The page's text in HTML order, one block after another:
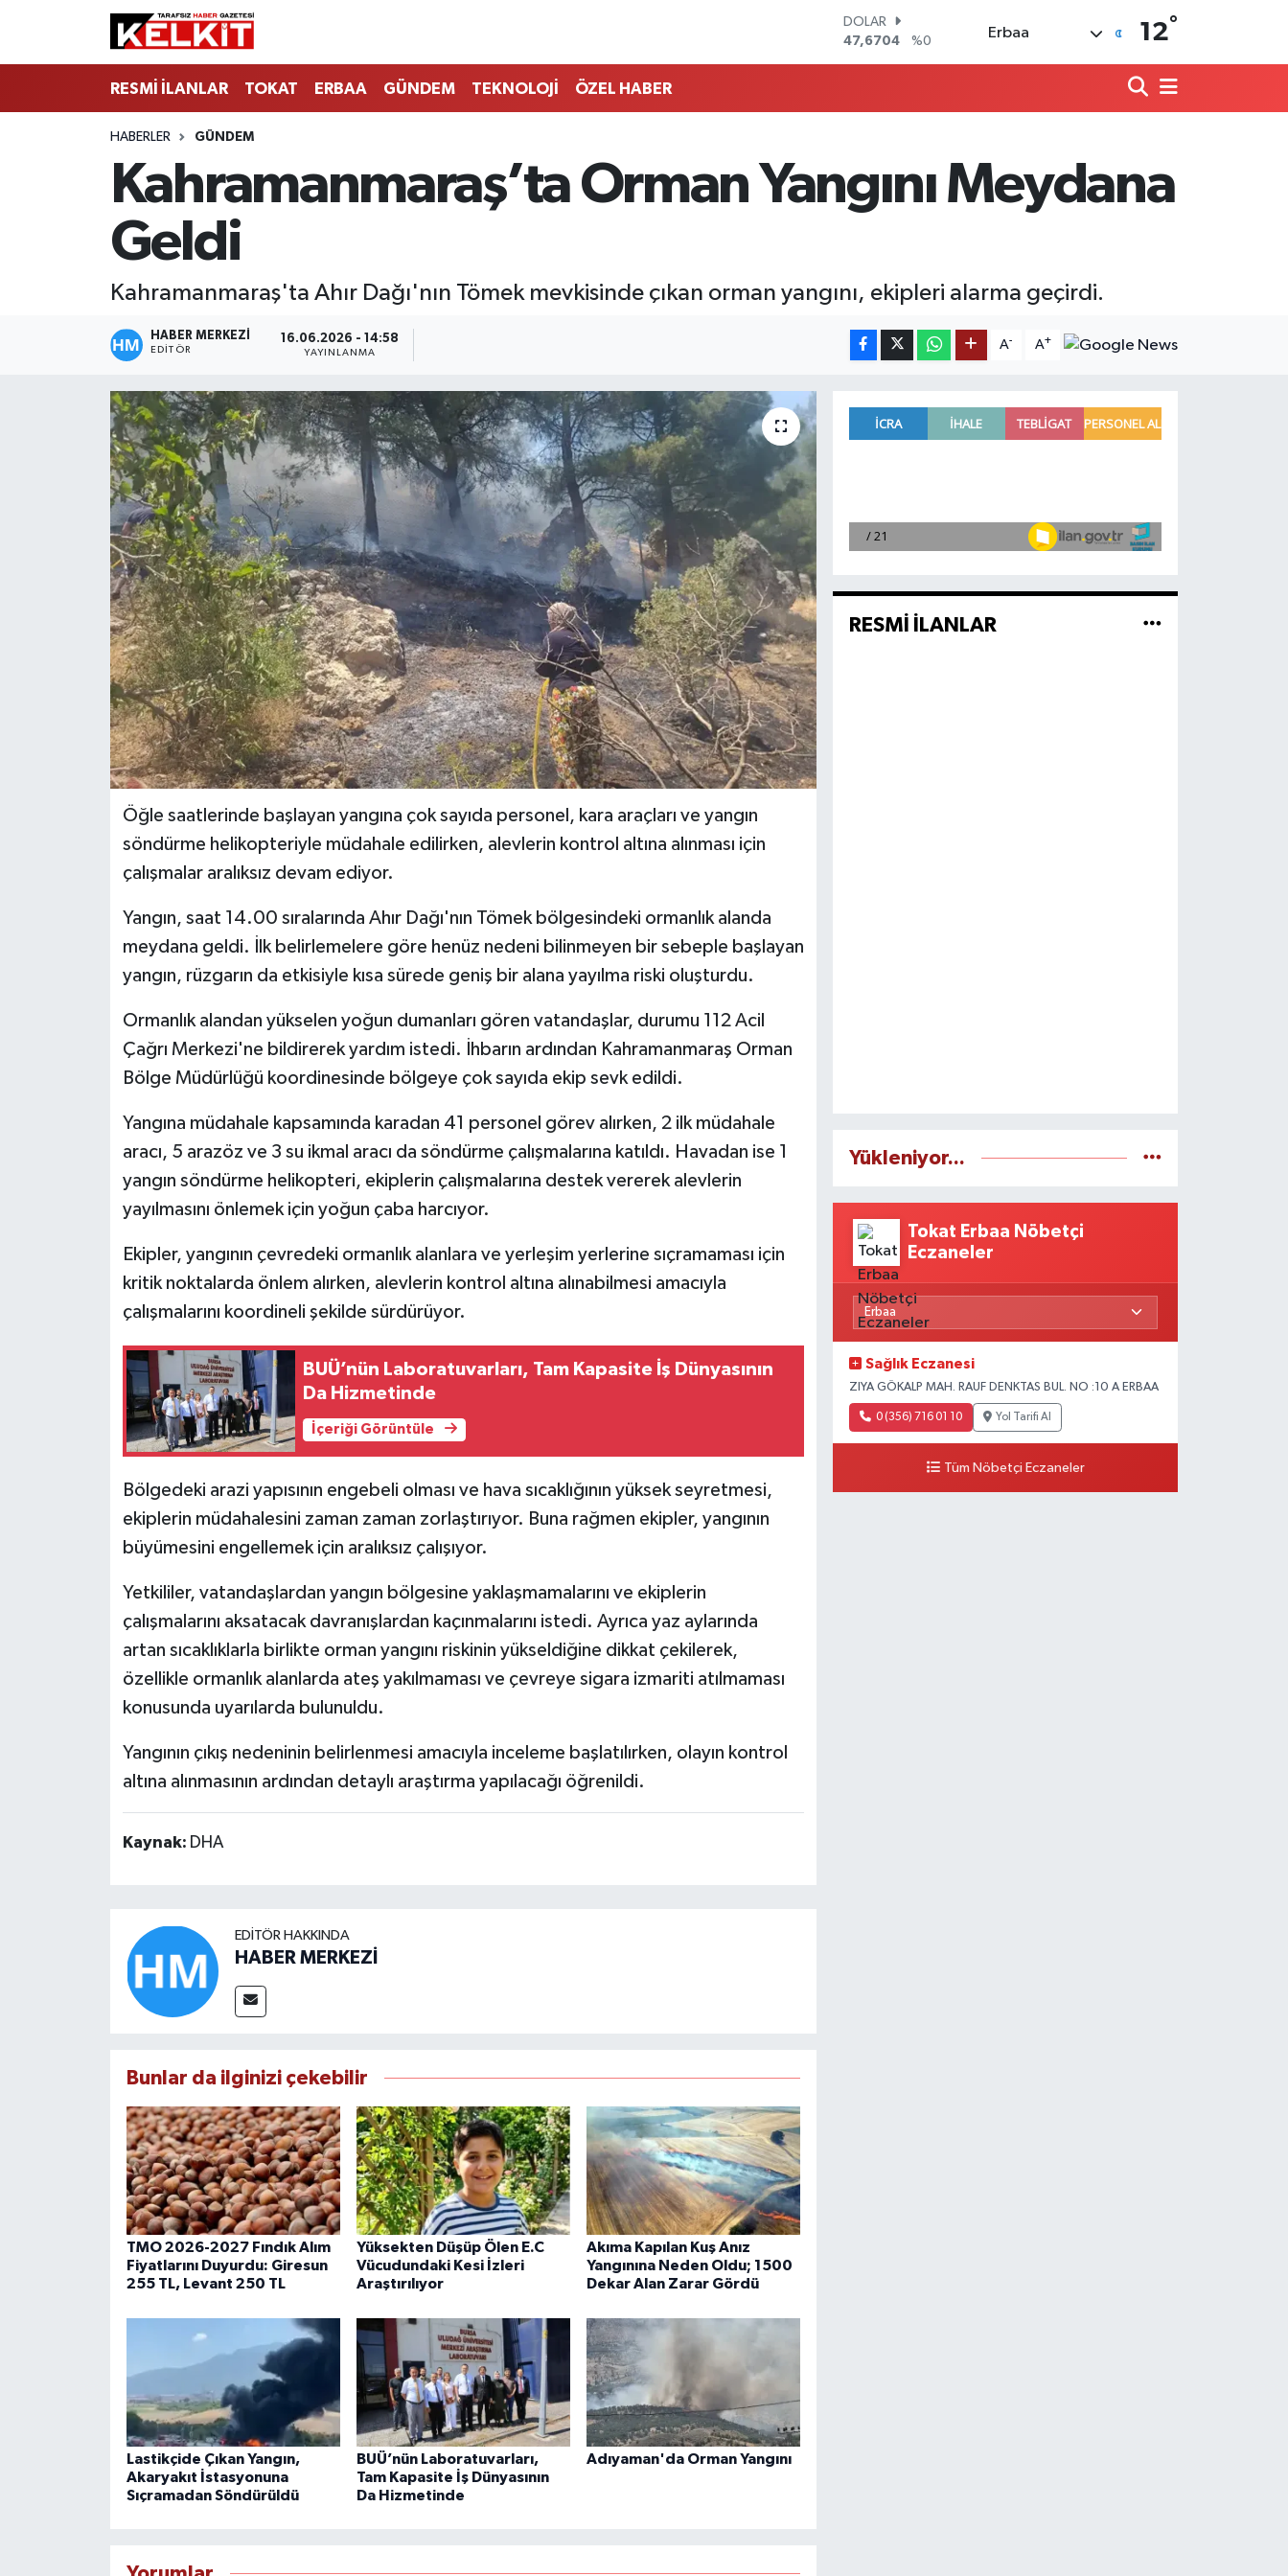
DOLAR
47,6704
%0
BİST100
13.799
BITCOIN
Erbaa 12°
RESMİ İLANLAR TOKAT ERBAA GÜNDEM TEKNOLOJİ ÖZEL HABER
HABERLER GÜNDEM
Kahramanmaraş’ta Orman Yangını Meydana
Geldi
Kahramanmaraş'ta Ahır Dağı'nın Tömek mevkisinde çıkan orman yangını, ekipleri alarma geçirdi.
HABER MERKEZİ
EDITÖR
16.06.2026 - 14:58
YAYINLANMA
A- A+
Öğle saatlerinde başlayan yangına çok sayıda personel, kara araçları ve yangın
söndürme helikopteriyle müdahale edilirken, alevlerin kontrol altına alınması için
çalışmalar aralıksız devam ediyor.
Yangın, saat 14.00 sıralarında Ahır Dağı'nın Tömek bölgesindeki ormanlık alanda
meydana geldi. İlk belirlemelere göre henüz nedeni bilinmeyen bir sebeple başlayan
yangın, rüzgarın da etkisiyle kısa sürede geniş bir alana yayılma riski oluşturdu.
Ormanlık alandan yükselen yoğun dumanları gören vatandaşlar, durumu 112 Acil
Çağrı Merkezi'ne bildirerek yardım istedi. İhbarın ardından Kahramanmaraş Orman
Bölge Müdürlüğü koordinesinde bölgeye çok sayıda ekip sevk edildi.
Yangına müdahale kapsamında karadan 41 personel görev alırken, 2 ilk müdahale
aracı, 5 arazöz ve 3 su ikmal aracı da söndürme çalışmalarına katıldı. Havadan ise 1
yangın söndürme helikopteri, ekiplerin çalışmalarına destek vererek alevlerin
yayılmasını önlemek için yoğun çaba harcıyor.
Ekipler, yangının çevredeki ormanlık alanlara ve yerleşim yerlerine sıçramaması için
kritik noktalarda önlem alırken, alevlerin kontrol altına alınabilmesi amacıyla
çalışmalarını koordineli şekilde sürdürüyor.
BUÜ’nün Laboratuvarları, Tam Kapasite İş Dünyasının
Da Hizmetinde
İçeriği Görüntüle
Bölgedeki arazi yapısının engebeli olması ve hava sıcaklığının yüksek seyretmesi,
ekiplerin müdahalesini zaman zaman zorlaştırıyor. Buna rağmen ekipler, yangının
büyümesini engellemek için aralıksız çalışıyor.
Yetkililer, vatandaşlardan yangın bölgesine yaklaşmamalarını ve ekiplerin
çalışmalarını aksatacak davranışlardan kaçınmalarını istedi. Ayrıca yaz aylarında
artan sıcaklıklarla birlikte orman yangını riskinin yükseldiğine dikkat çekilerek,
özellikle ormanlık alanlarda ateş yakılmaması ve çevreye sigara izmariti atılmaması
konusunda uyarılarda bulunuldu.
Yangının çıkış nedeninin belirlenmesi amacıyla inceleme başlatılırken, olayın kontrol
altına alınmasının ardından detaylı araştırma yapılacağı öğrenildi.
Kaynak: DHA
EDITÖR HAKKINDA
HABER MERKEZİ
Bunlar da ilginizi çekebilir
TMO 2026-2027 Fındık Alım
Fiyatlarını Duyurdu: Giresun
255 TL, Levant 250 TL
Yüksekten Düşüp Ölen E.C
Vücudundaki Kesi İzleri
Araştırılıyor
Akıma Kapılan Kuş Anız
Yangınına Neden Oldu; 1500
Dekar Alan Zarar Gördü
Lastikçide Çıkan Yangın,
Akaryakıt İstasyonuna
Sıçramadan Söndürüldü
BUÜ’nün Laboratuvarları,
Tam Kapasite İş Dünyasının
Da Hizmetinde
Adıyaman'da Orman Yangını
RESMİ İLANLAR
Yükleniyor...
Tokat Erbaa Nöbetçi
Eczaneler
Sağlık Eczanesi
ZIYA GÖKALP MAH. RAUF DENKTAS BUL. NO :10 A ERBAA
0 (356) 716 01 10 Yol Tarifi Al
Tüm Nöbetçi Eczaneler